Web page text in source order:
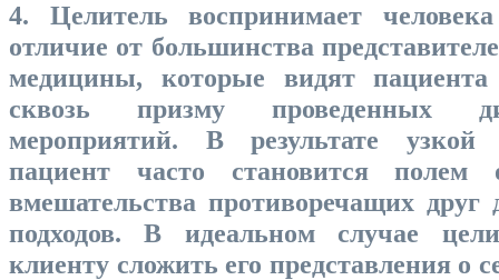
4. Целитель воспринимает
отличие от большинства
медицины, которые видят пациента
сквозь призму проведенных
мероприятий. В результате узкой
пациент часто становится полем
вмешательства противоречащих друг
подходов. В идеальном случае
клиенту сложить его представления о